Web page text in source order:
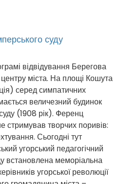
суду
відвідування Берегова
міста. На площі Кошута
серед симпатичних
величезний будинок
(1908 рік). Ференц
стримував творчих поривів:
Сьогодні тут
угорський педагогічний
встановлена меморіальна
угорської революції